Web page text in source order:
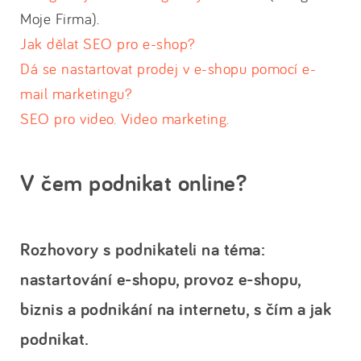
Moje Firma).
Jak dělat SEO pro e-shop?
Dá se nastartovat prodej v e-shopu pomocí e-
mail marketingu?
SEO pro video. Video marketing.
V čem podnikat online?
Rozhovory s podnikateli na téma:
nastartování e-shopu, provoz e-shopu,
biznis a podnikání na internetu, s čím a jak
podnikat.